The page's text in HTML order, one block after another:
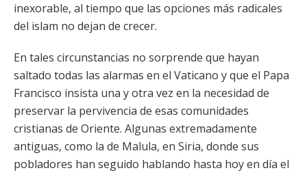
inexorable, al tiempo que las opciones más radicales
del islam no dejan de crecer.
En tales circunstancias no sorprende que hayan
saltado todas las alarmas en el Vaticano y que el Papa
Francisco insista una y otra vez en la necesidad de
preservar la pervivencia de esas comunidades
cristianas de Oriente. Algunas extremadamente
antiguas, como la de Malula, en Siria, donde sus
pobladores han seguido hablando hasta hoy en día el